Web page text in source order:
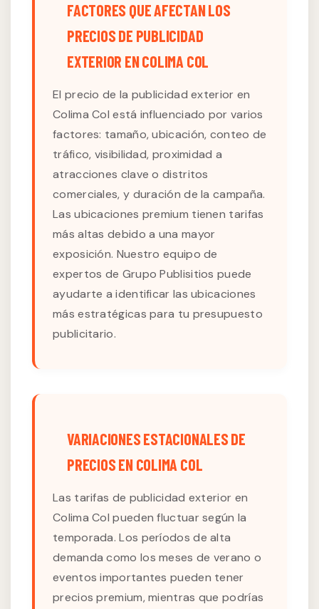
FACTORES QUE AFECTAN LOS
PRECIOS DE PUBLICIDAD
EXTERIOR EN COLIMA COL
El precio de la publicidad exterior en
Colima Col está influenciado por varios
factores: tamaño, ubicación, conteo de
tráfico, visibilidad, proximidad a
atracciones clave o distritos
comerciales, y duración de la campaña.
Las ubicaciones premium tienen tarifas
más altas debido a una mayor
exposición. Nuestro equipo de
expertos de Grupo Publisitios puede
ayudarte a identificar las ubicaciones
más estratégicas para tu presupuesto
publicitario.
VARIACIONES ESTACIONALES DE
PRECIOS EN COLIMA COL
Las tarifas de publicidad exterior en
Colima Col pueden fluctuar según la
temporada. Los períodos de alta
demanda como los meses de verano o
eventos importantes pueden tener
precios premium, mientras que podrías